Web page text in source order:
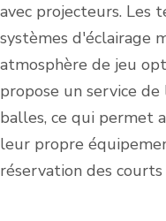
avec projecteurs. Les
systèmes d'éclairage
atmosphère de jeu
propose un service
balles, ce qui permet
leur propre
réservation des